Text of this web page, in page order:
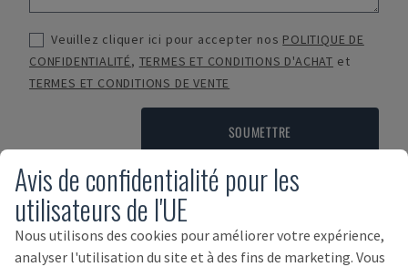
Veuillez cliquer ici pour accepter nos POLITIQUE DE
CONFIDENTIALITÉ, TERMES ET CONDITIONS D'ACHAT et
TERMES ET CONDITIONS DE VENTE
SOUMETTRE
Conditions de paiement
Avis de confidentialité pour les
utilisateurs de l'UE
Nous utilisons des cookies pour améliorer votre expérience,
analyser l'utilisation du site et à des fins de marketing. Vous